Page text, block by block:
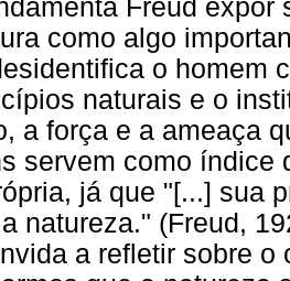
Freud
como algo
o homem
naturais e o
a força e a ameaça
servem como índice
já que "[...] sua
natureza." (Freud,
a refletir sobre o